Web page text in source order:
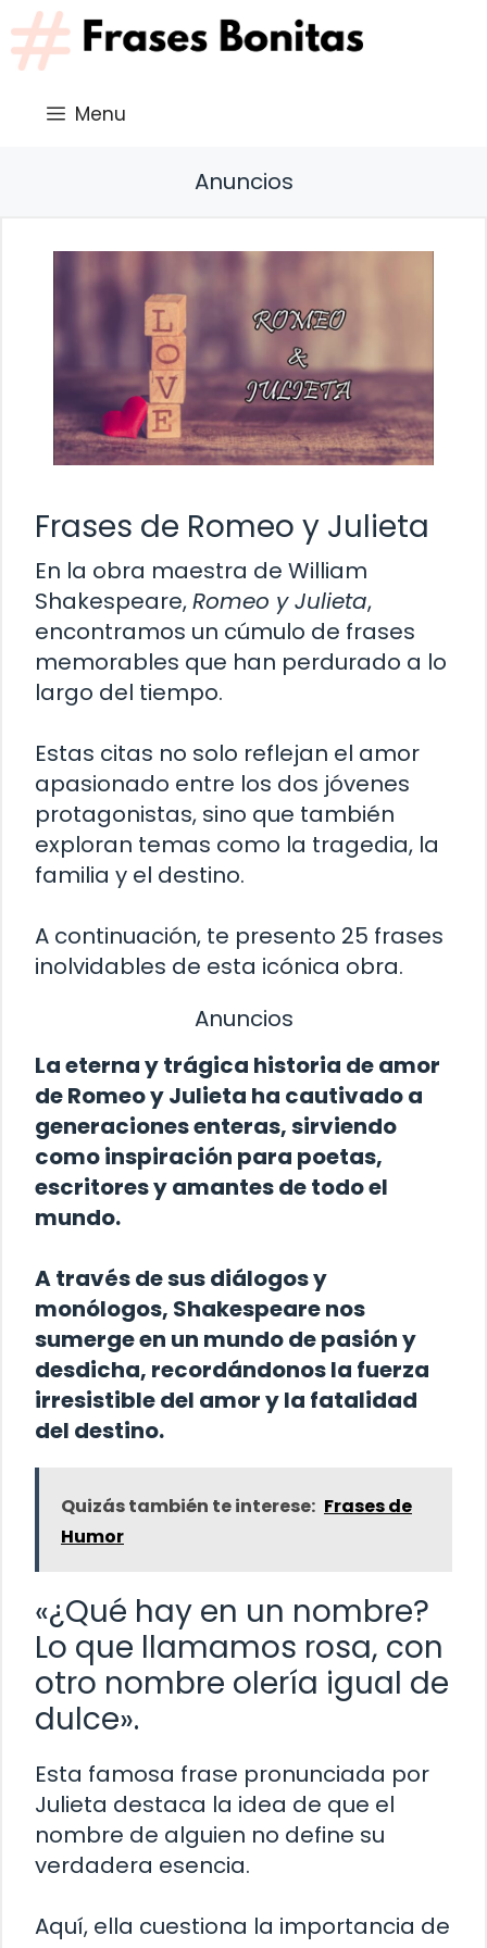
Saltar
al
contenido
Menu
Anuncios
Frases de Romeo y Julieta
En la obra maestra de William
Shakespeare,Romeo y Julieta,
encontramos un cúmulo de frases
memorables que han perdurado a lo
largo del tiempo.
Estas citas no solo reflejan el amor
apasionado entre los dos jóvenes
protagonistas, sino que también
exploran temas como la tragedia, la
familia y el destino.
A continuación, te presento 25 frases
inolvidables de esta icónica obra.
Anuncios
La eterna y trágica historia de amor
de Romeo y Julieta ha cautivado a
generaciones enteras, sirviendo
como inspiración para poetas,
escritores y amantes de todo el
mundo.
A través de sus diálogos y
monólogos, Shakespeare nos
sumerge en un mundo de pasión y
desdicha, recordándonos la fuerza
irresistible del amor y la fatalidad
del destino.
Quizás también te interese: Frases de
Humor
«¿Qué hay en un nombre?
Lo que llamamos rosa, con
otro nombre olería igual de
dulce».
Esta famosa frase pronunciada por
Julieta destaca la idea de que el
nombre de alguien no define su
verdadera esencia.
Aquí, ella cuestiona la importancia de